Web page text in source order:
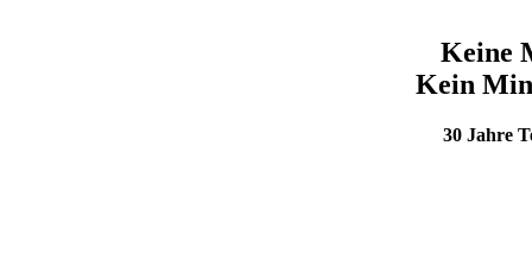
Keine
Kein
30 Jahre